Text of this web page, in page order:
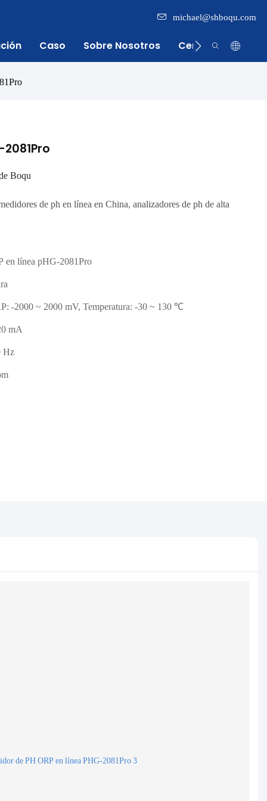
michael@shboqu.com
Caso Sobre Nosotros Centro De
2081Pro
Boqu
de ph en línea en China, analizadores de ph de alta
en línea pHG-2081Pro
-2000 ~ 2000 mV, Temperatura: -30 ~ 130 ℃
mA
Hz